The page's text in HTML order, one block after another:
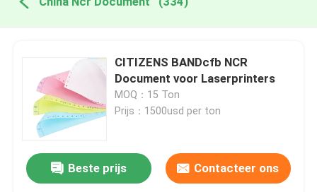
CITIZENS BANDcfb NCR
Document voor Laserprinters
MOQ：15 Ton
Prijs：1500usd per ton
Beste prijs Contacteer ons